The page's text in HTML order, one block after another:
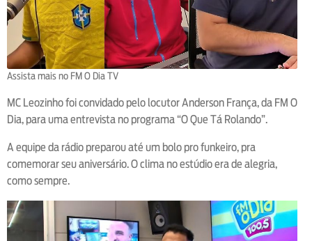
Assista mais no FM O Dia TV
MC Leozinho foi convidado pelo locutor Anderson França, da FM O
Dia, para uma entrevista no programa “O Que Tá Rolando”.
A equipe da rádio preparou até um bolo pro funkeiro, pra
comemorar seu aniversário. O clima no estúdio era de alegria,
como sempre.